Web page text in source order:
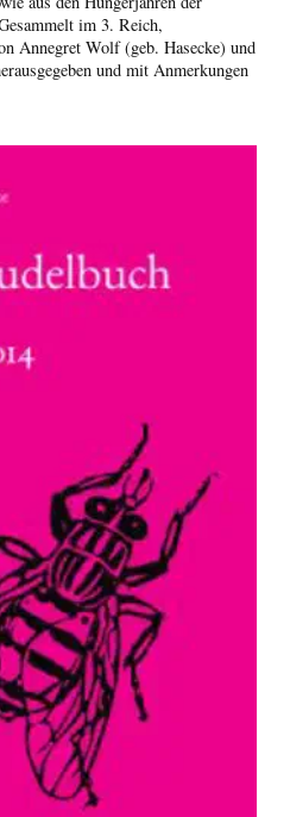
im 3. Reich,
Annegret Wolf (geb. Hasecke) und
und mit Anmerkungen